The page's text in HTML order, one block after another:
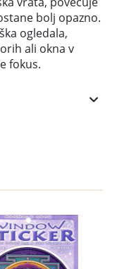
bolj opazno.
ogledala,
ali okna v
fokus.